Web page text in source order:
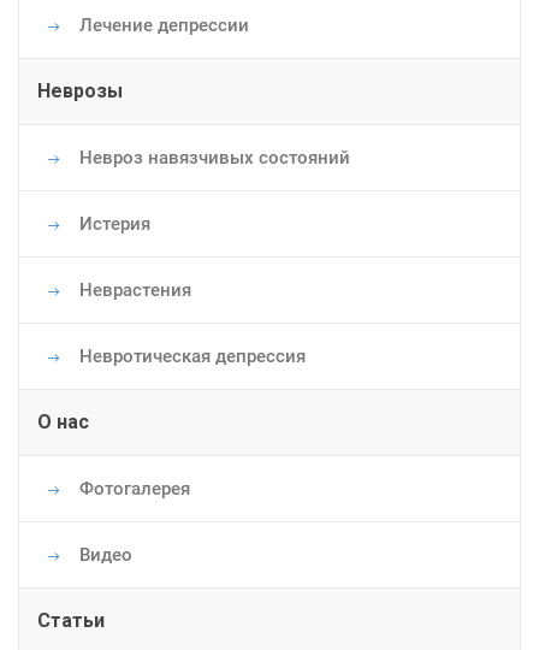
Лечение депрессии
Неврозы
Невроз навязчивых состояний
Истерия
Неврастения
Невротическая депрессия
О нас
Фотогалерея
Видео
Статьи